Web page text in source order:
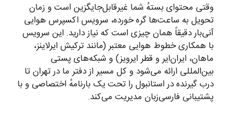
وقتی محتوای بستهٔ شما غیرقابل‌جایگزین است و زمان
تحویل به ساعت‌ها گره خورده، سرویس اکسپرس هوایی
آنی‌بار دقیقاً همان چیزی است که نیاز دارید. این سرویس
با همکاری خطوط هوایی معتبر (مانند ترکیش ایرلاینز،
ماهان، ایران‌ایر و قطر ایرویز) و شبکه‌های پستی
بین‌المللی ارائه می‌شود و کل مسیر از دفتر ما در تهران تا
درب گیرنده در استانبول را تحت یک بارنامهٔ اختصاصی و با
پشتیبانی فارسی‌زبان مدیریت می‌کند.